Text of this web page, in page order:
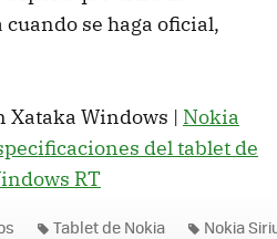
cuando se haga oficial,
Xataka Windows | Nokia
del tablet de
RT
Tablet de Nokia Nokia